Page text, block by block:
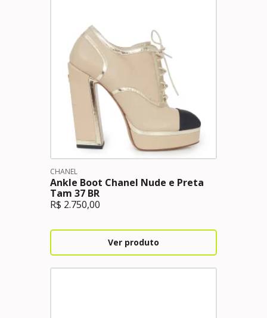
CHANEL
Ankle Boot Chanel Nude e Preta
Tam 37 BR
R$ 2.750,00
Ver produto